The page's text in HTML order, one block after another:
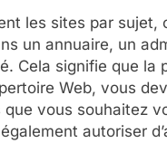
les sites par sujet,
un annuaire, un
Cela signifie que la
Web, vous
vous souhaitez
autoriser